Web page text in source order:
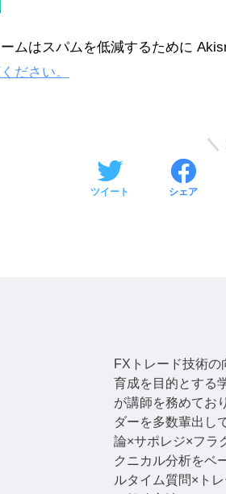
ムはスパムを低減するために
ださい。
ツイート シェア
FXトレード技術
育成を目的とする
が講師を務めてお
ダーを多数輩出し
論×サポレジ×フラ
クニカル分析をベ
ルタイム質問×ト